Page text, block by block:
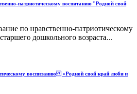
патриотическому воспитанию "Родной свой
по нравственно-патриотическому
дошкольного возраста...
воспитанию «Родной свой край люби и